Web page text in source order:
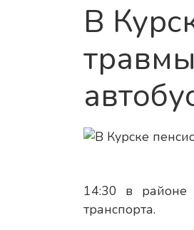
В
14:30 в районе
транспорта.